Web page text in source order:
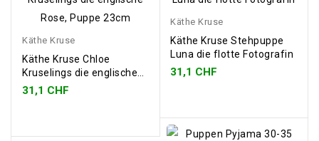
Käthe Kruse
Käthe Kruse Chloe
Kruselings die englische
Rose, Puppe 23cm
31,1 CHF
Käthe Kruse
Käthe Kruse Stehpuppe
Luna die flotte Fotografin
31,1 CHF